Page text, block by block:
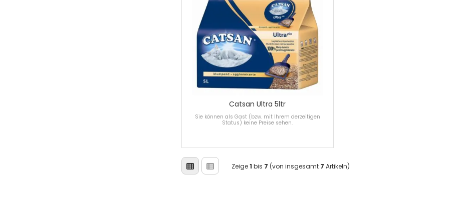
Catsan Ultra 5ltr
Sie können als Gast (bzw. mit Ihrem derzeitigen
Status) keine Preise sehen.
Zeige1 bis 7 (von insgesamt 7 Artikeln)